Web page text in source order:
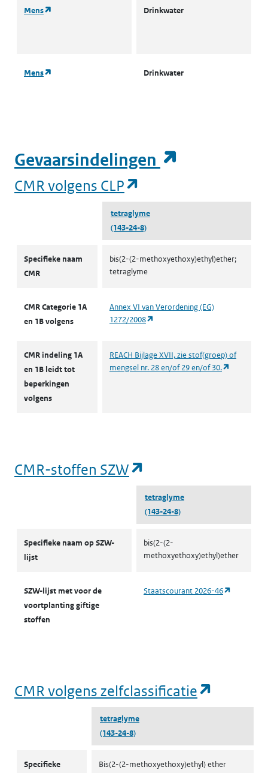
Mens (opent in een nieuw tabblad)Drinkwater
Mens (opent in een nieuw tabblad)Drinkwater
Gevaarsindelingen
CMR volgens CLP
tetraglyme
(143-24-8)
Specifieke naam
CMR
bis(2-(2-methoxyethoxy)ethyl)ether;
tetraglyme
CMR Categorie 1A
en 1B volgens
Annex VI van Verordening (EG)
1272/2008
CMR indeling 1A
en 1B leidt tot
beperkingen
volgens
REACH Bijlage XVII, zie stof(groep) of
mengsel nr. 28 en/of 29 en/of 30.
CMR-stoffen SZW
tetraglyme
(143-24-8)
Specifieke naam op SZW-
lijst
bis(2-(2-
methoxyethoxy)ethyl)ether
SZW-lijst met voor de
voortplanting giftige
stoffen
Staatscourant 2026-46
CMR volgens zelfclassificatie
tetraglyme
(143-24-8)
Specifieke
Bis(2-(2-methoxyethoxy)ethyl) ether